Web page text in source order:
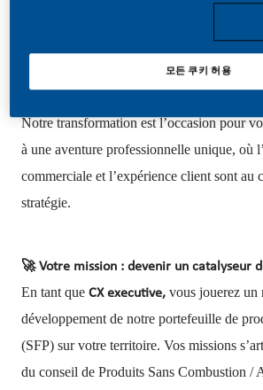
Zone concernée : Clermont-Ferrand
Rejoignez une transformation
PMI (Philip Morris International) se
Notre transformation est l’occasion pour
à une aventure professionnelle unique, où
commerciale et l’expérience client sont au
stratégie.
🚀Votre mission : devenir un catalyseur
En tant que CX executive, vous jouerez un
développement de notre portefeuille de
(SFP) sur votre territoire. Vos missions
du conseil de Produits Sans Combustion /
모든 쿠키 허용